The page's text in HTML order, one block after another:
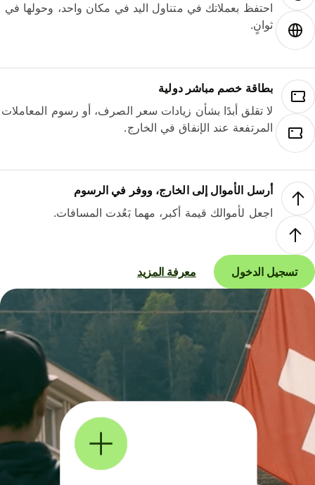
احتفظ بعملاتك في متناول اليد في مكان واحد، وحولها في
ثوانٍ.
بطاقة خصم مباشر دولية
لا تقلق أبدًا بشأن زيادات سعر الصرف، أو رسوم المعاملات
المرتفعة عند الإنفاق في الخارج.
أرسل الأموال إلى الخارج، ووفر في الرسوم
اجعل لأموالك قيمة أكبر، مهما بَعُدت المسافات.
تسجيل الدخول معرفة المزيد